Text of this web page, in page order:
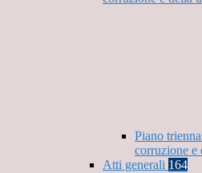
Piano
corruzione e
Atti generali 164